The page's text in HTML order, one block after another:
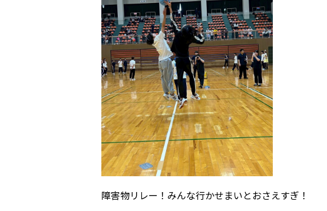
障害物リレー！みんな行かせまいとおさえすぎ！